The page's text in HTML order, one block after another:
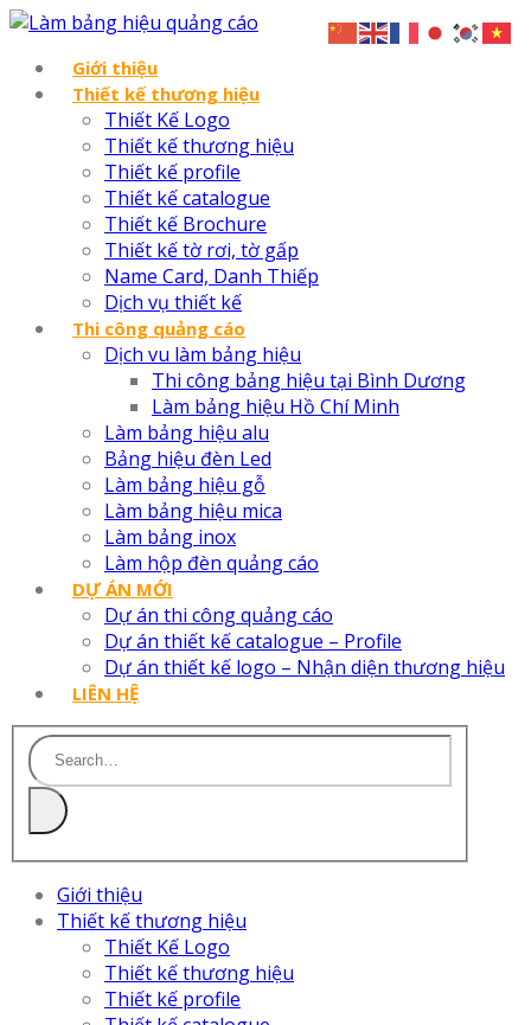
Giới thiệu
Thiết kế thương hiệu
Thiết Kế Logo
Thiết kế thương hiệu
Thiết kế profile
Thiết kế catalogue
Thiết kế Brochure
Thiết kế tờ rơi, tờ gấp
Name Card, Danh Thiếp
Dịch vụ thiết kế
Thi công quảng cáo
Dịch vu làm bảng hiệu
Thi công bảng hiệu tại Bình Dương
Làm bảng hiệu Hồ Chí Minh
Làm bảng hiệu alu
Bảng hiệu đèn Led
Làm bảng hiệu gỗ
Làm bảng hiệu mica
Làm bảng inox
Làm hộp đèn quảng cáo
DỰ ÁN MỚI
Dự án thi công quảng cáo
Dự án thiết kế catalogue – Profile
Dự án thiết kế logo – Nhận diện thương hiệu
LIÊN HỆ
Giới thiệu
Thiết kế thương hiệu
Thiết Kế Logo
Thiết kế thương hiệu
Thiết kế profile